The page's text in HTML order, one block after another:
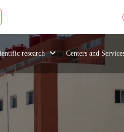
research Centers and